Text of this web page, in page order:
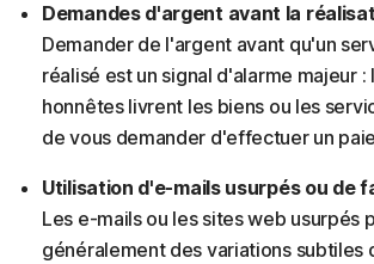
Demandes d'argent avant la
Demander de l'argent avant qu'un
réalisé est un signal d'alarme majeur :
honnêtes livrent les biens ou les
de vous demander d'effectuer un
Utilisation d'e-mails usurpés ou de
Les e-mails ou les sites web usurpés
généralement des variations subtiles